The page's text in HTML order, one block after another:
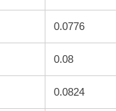
0.0776
0.08
0.0824